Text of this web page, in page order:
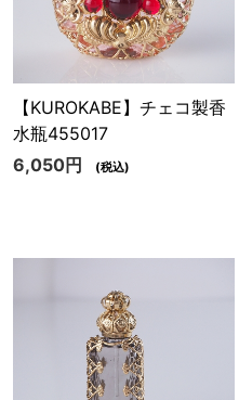
【KUROKABE】チェコ製香
水瓶455017
6,050円
(税込)